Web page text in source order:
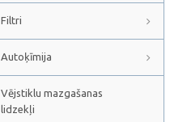
Filtri
Autoķīmija
Vējstiklu mazgašanas
lidzekļi